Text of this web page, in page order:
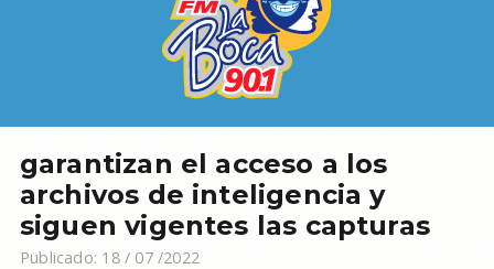
garantizan el acceso a los
archivos de inteligencia y
siguen vigentes las capturas
Publicado: 18 / 07 /2022